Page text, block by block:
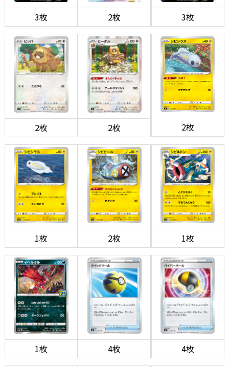
3枚 2枚 3枚
2枚 2枚 2枚
1枚 2枚 1枚
1枚 4枚 4枚